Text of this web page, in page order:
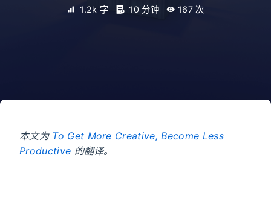
1.2k 字
10 分钟 167次
本文为 To Get More Creative, Become Less
Productive 的翻译。